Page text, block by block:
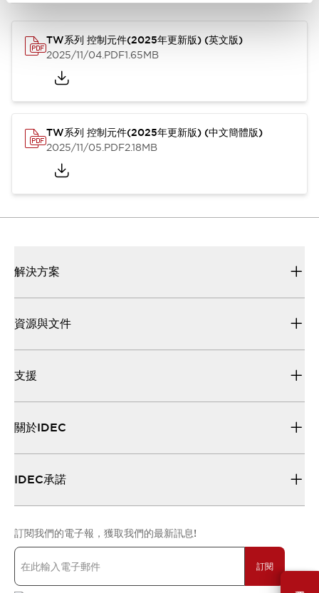
TW系列 控制元件(2025年更新版) (英文版)
2025/11/04.PDF1.65MB
TW系列 控制元件(2025年更新版) (中文簡體版)
2025/11/05.PDF2.18MB
解決方案
資源與文件
支援
關於IDEC
IDEC承諾
訂閱我們的電子報，獲取我們的最新訊息!
訂閱